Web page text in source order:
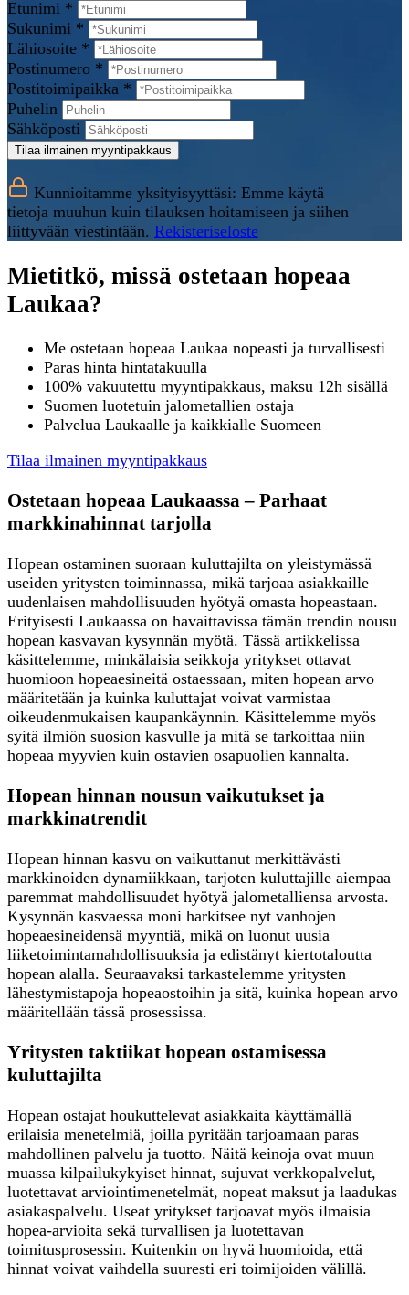
Etunimi *
Sukunimi *
Lähiosoite *
Postinumero *
Postitoimipaikka *
Puhelin
Sähköposti
Tilaa ilmainen myyntipakkaus
Kunnioitamme yksityisyyttäsi: Emme käytä
tietoja muuhun kuin tilauksen hoitamiseen ja siihen
liittyvään viestintään. Rekisteriseloste
Mietitkö, missä ostetaan hopeaa
Laukaa?
Me ostetaan hopeaa Laukaa nopeasti ja turvallisesti
Paras hinta hintatakuulla
100% vakuutettu myyntipakkaus, maksu 12h sisällä
Suomen luotetuin jalometallien ostaja
Palvelua Laukaalle ja kaikkialle Suomeen
Tilaa ilmainen myyntipakkaus
Ostetaan hopeaa Laukaassa – Parhaat
markkinahinnat tarjolla
Hopean ostaminen suoraan kuluttajilta on yleistymässä
useiden yritysten toiminnassa, mikä tarjoaa asiakkaille
uudenlaisen mahdollisuuden hyötyä omasta hopeastaan.
Erityisesti Laukaassa on havaittavissa tämän trendin nousu
hopean kasvavan kysynnän myötä. Tässä artikkelissa
käsittelemme, minkälaisia seikkoja yritykset ottavat
huomioon hopeaesineitä ostaessaan, miten hopean arvo
määritetään ja kuinka kuluttajat voivat varmistaa
oikeudenmukaisen kaupankäynnin. Käsittelemme myös
syitä ilmiön suosion kasvulle ja mitä se tarkoittaa niin
hopeaa myyvien kuin ostavien osapuolien kannalta.
Hopean hinnan nousun vaikutukset ja
markkinatrendit
Hopean hinnan kasvu on vaikuttanut merkittävästi
markkinoiden dynamiikkaan, tarjoten kuluttajille aiempaa
paremmat mahdollisuudet hyötyä jalometalliensa arvosta.
Kysynnän kasvaessa moni harkitsee nyt vanhojen
hopeaesineidensä myyntiä, mikä on luonut uusia
liiketoimintamahdollisuuksia ja edistänyt kiertotaloutta
hopean alalla. Seuraavaksi tarkastelemme yritysten
lähestymistapoja hopeaostoihin ja sitä, kuinka hopean arvo
määritellään tässä prosessissa.
Yritysten taktiikat hopean ostamisessa
kuluttajilta
Hopean ostajat houkuttelevat asiakkaita käyttämällä
erilaisia menetelmiä, joilla pyritään tarjoamaan paras
mahdollinen palvelu ja tuotto. Näitä keinoja ovat muun
muassa kilpailukykyiset hinnat, sujuvat verkkopalvelut,
luotettavat arviointimenetelmät, nopeat maksut ja laadukas
asiakaspalvelu. Useat yritykset tarjoavat myös ilmaisia
hopea-arvioita sekä turvallisen ja luotettavan
toimitusprosessin. Kuitenkin on hyvä huomioida, että
hinnat voivat vaihdella suuresti eri toimijoiden välillä.